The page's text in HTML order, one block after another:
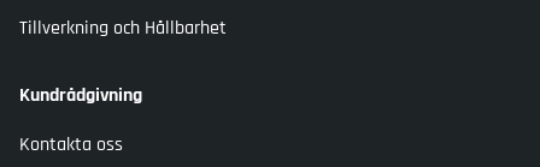
Tillverkning och Hållbarhet
Kundrådgivning
Kontakta oss